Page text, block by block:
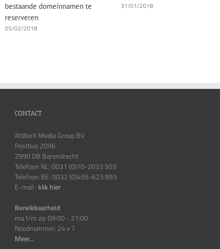
bestaande domeinnamen te
reserveren
05/02/2018
31/01/2018
CONTACT
AtWorX Media Group BV
Postbus 2096
2990 DB Barendrecht
Telefoon NL: 0031 (0)10-2033 503
Telefoon BE: 0032 (0)495-623 893
E-mail : klik hier
Bereikbaarheid
ma t/m za: 09:00 - 21:00
Noodnummer: 24 x 7
Meer...